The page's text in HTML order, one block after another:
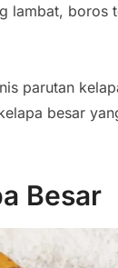
lambat, boros
parutan
besar
Besar